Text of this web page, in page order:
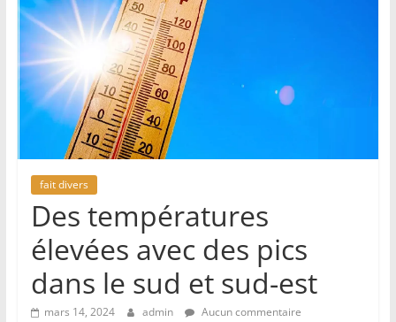
fait divers
Des températures
élevées avec des pics
dans le sud et sud-est
mars 14, 2024 admin Aucun commentaire